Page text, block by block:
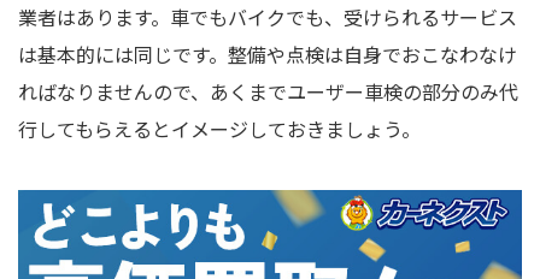
業者はあります。車でもバイクでも、受けられるサービス
は基本的には同じです。整備や点検は自身でおこなわなけ
ればなりませんので、あくまでユーザー車検の部分のみ代
行してもらえるとイメージしておきましょう。